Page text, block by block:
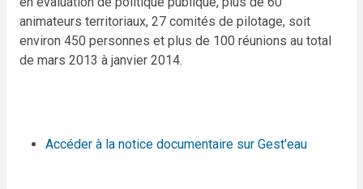
animateurs territoriaux, 27 comités de pilotage, soit
environ 450 personnes et plus de 100 réunions au total
de mars 2013 à janvier 2014.
Accéder à la notice documentaire sur Gest'eau